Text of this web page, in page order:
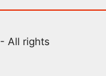
- All rights